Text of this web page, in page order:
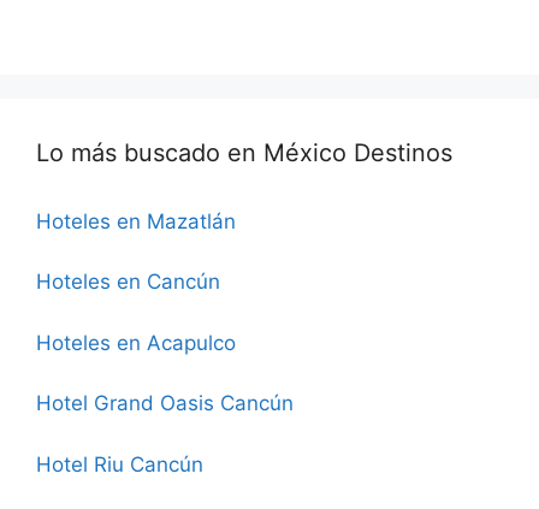
Lo más buscado en México Destinos
Hoteles en Mazatlán
Hoteles en Cancún
Hoteles en Acapulco
Hotel Grand Oasis Cancún
Hotel Riu Cancún